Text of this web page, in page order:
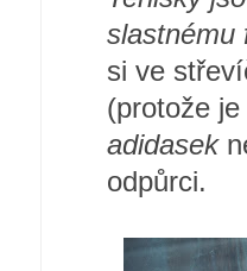
slastnému
si ve
(protože
adidasek
odpůrci.